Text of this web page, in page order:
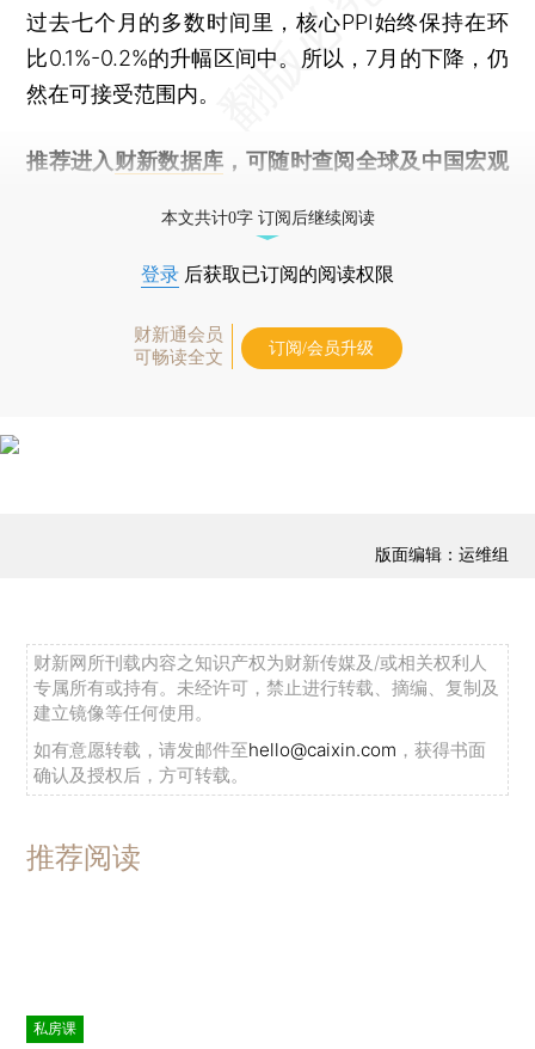
过去七个月的多数时间里，核心PPI始终保持在环
比0.1%-0.2%的升幅区间中。所以，7月的下降，仍
然在可接受范围内。
推荐进入 财新数据库 ，可随时查阅全球及中国宏观
本文共计0字 订阅后继续阅读
登录 后获取已订阅的阅读权限
财新通会员
可畅读全文
订阅/会员升级
版面编辑：运维组
财新网所刊载内容之知识产权为财新传媒及/或相关权利人
专属所有或持有。未经许可，禁止进行转载、摘编、复制及
建立镜像等任何使用。
如有意愿转载，请发邮件至hello@caixin.com ，获得书面
确认及授权后，方可转载。
推荐阅读
私房课